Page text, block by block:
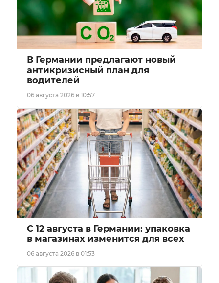
В Германии предлагают новый
антикризисный план для
водителей
06 августа 2026 в 10:57
С 12 августа в Германии: упаковка
в магазинах изменится для всех
06 августа 2026 в 01:53